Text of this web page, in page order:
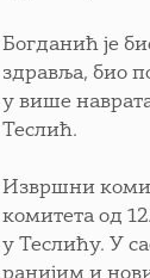
Богданић је
здравља, био
у више
Теслић.
Извршни
комитета од
у Теслићу. У